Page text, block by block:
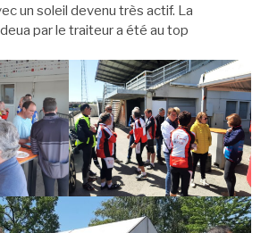
un soleil devenu très actif. La
par le traiteur a été au top